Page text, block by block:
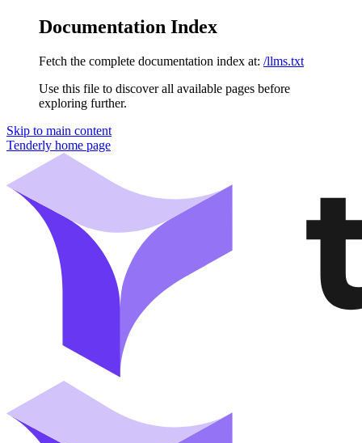
Documentation Index
Fetch the complete documentation index at: /llms.txt
Use this file to discover all available pages before
exploring further.
Skip to main content
Tenderly home page